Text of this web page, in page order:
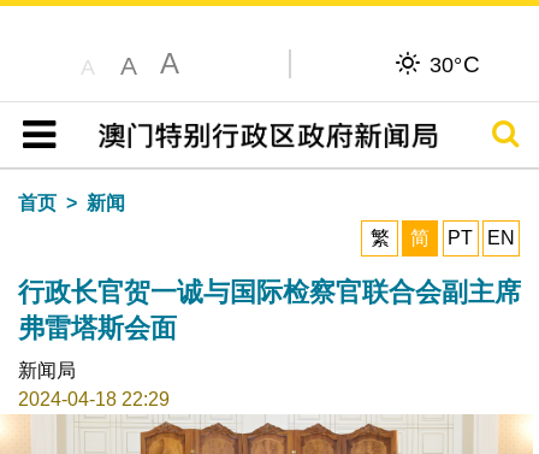
A A A 30°C
目录
搜寻
首页
新闻
繁
简 PT EN
行政长官贺一诚与国际检察官联合会副主席
弗雷塔斯会面
新闻局
2024-04-18 22:29